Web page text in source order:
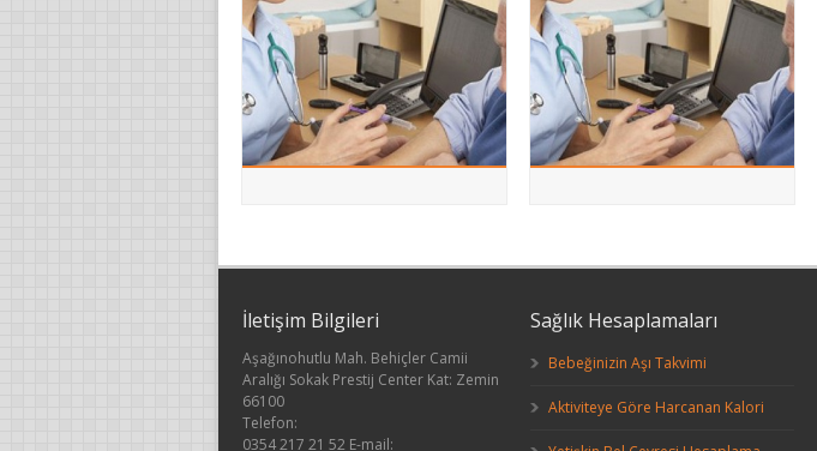
İletişim Bilgileri
Aşağınohutlu Mah. Behiçler Camii
Aralığı Sokak Prestij Center Kat: Zemin
66100
Telefon:
0354 217 21 52 E-mail:
Sağlık Hesaplamaları
Bebeğinizin Aşı Takvimi
Aktiviteye Göre Harcanan Kalori